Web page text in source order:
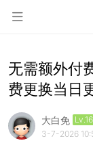
无需额外付
费更换当日
大白免
3-7-2026